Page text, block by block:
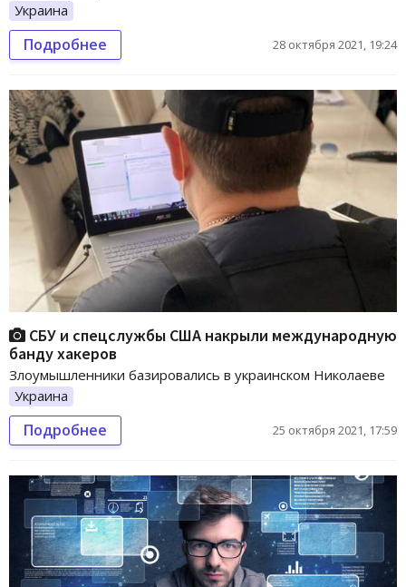
Украина
Подробнее 28 октября 2021, 19:24
СБУ и спецслужбы США накрыли международную
банду хакеров
Злоумышленники базировались в украинском Николаеве
Украина
Подробнее 25 октября 2021, 17:59